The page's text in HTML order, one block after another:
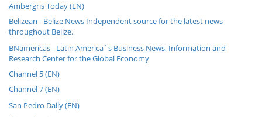
Ambergris Today (EN)
Belizean - Belize News Independent source for the latest news
throughout Belize.
BNamericas - Latin America´s Business News, Information and
Research Center for the Global Economy
Channel 5 (EN)
Channel 7 (EN)
San Pedro Daily (EN)